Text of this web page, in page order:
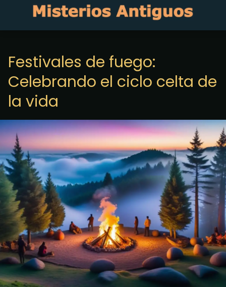
Festivales de fuego:
Celebrando el ciclo celta de
la vida